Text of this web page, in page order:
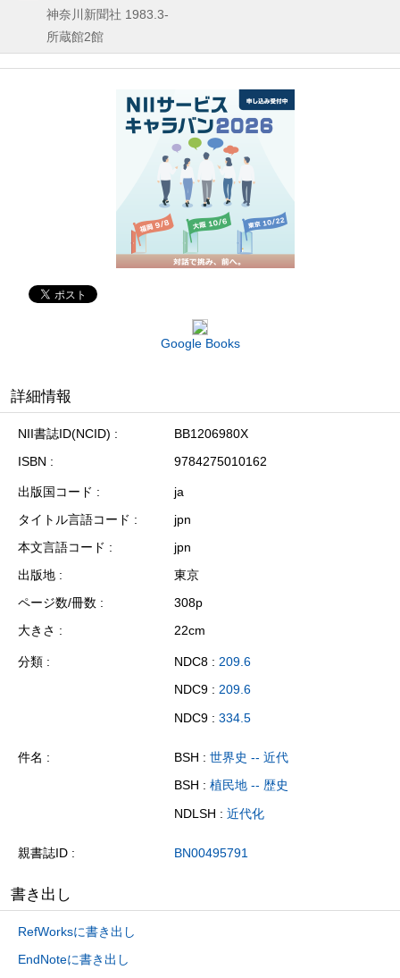
神奈川新聞社 1983.3-
所蔵館2館
Google Books
詳細情報
NII書誌ID(NCID)
BB1206980X
ISBN
9784275010162
出版国コード
ja
タイトル言語コード
jpn
本文言語コード
jpn
出版地
東京
ページ数/冊数
308p
大きさ
22cm
分類 NDC8 : 209.6
NDC9 : 209.6
NDC9 : 334.5
件名 BSH : 世界史 -- 近代
BSH : 植民地 -- 歴史
NDLSH : 近代化
親書誌ID BN00495791
書き出し
RefWorksに書き出し
EndNoteに書き出し